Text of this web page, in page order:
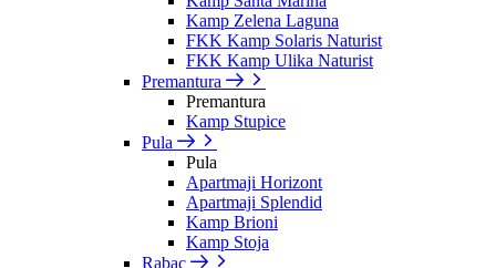
Kamp Zelena Laguna
FKK Kamp Solaris Naturist
FKK Kamp Ulika Naturist
Premantura
Premantura
Kamp Stupice
Pula
Pula
Apartmaji Horizont
Apartmaji Splendid
Kamp Brioni
Kamp Stoja
Rabac